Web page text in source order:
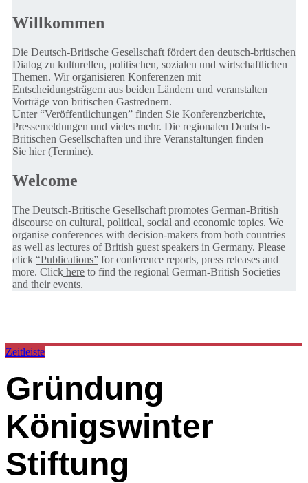
Willkommen
Die Deutsch-Britische Gesellschaft fördert den deutsch-britischen
Dialog zu kulturellen, politischen, sozialen und wirtschaftlichen
Themen. Wir organisieren Konferenzen mit
Entscheidungsträgern aus beiden Ländern und veranstalten
Vorträge von britischen Gastrednern.
Unter“Veröffentlichungen” finden Sie Konferenzberichte,
Pressemeldungen und vieles mehr. Die regionalen Deutsch-
Britischen Gesellschaften und ihre Veranstaltungen finden
Sie hier (Termine).
Welcome
The Deutsch-Britische Gesellschaft promotes German-British
discourse on cultural, political, social and economic topics. We
organise conferences with decision-makers from both countries
as well as lectures of British guest speakers in Germany. Please
click “Publications” for conference reports, press releases and
more. Click here to find the regional German-British Societies
and their events.
Zeitleiste
Gründung
Königswinter
Stiftung